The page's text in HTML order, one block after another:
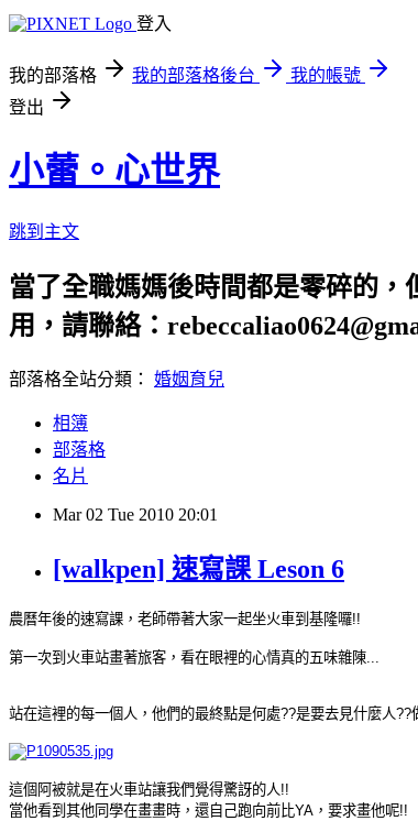
登入
我的部落格 我的部落格後台
我的帳號
登出
小蕾。心世界
跳到主文
當了全職媽媽後時間都是零碎的
用，請聯絡：
部落格全站分類： 婚姻育兒
相簿
部落格
名片
Mar 02 Tue 2010 20:01
[walkpen] 速寫課 Leson 6
農曆年後的速寫課，老師帶著大家一起坐火車到基隆囉!!
第一次到火車站畫著旅客，看在眼裡的心情真的五味雜陳...
站在這裡的每一個人，他們的最終點是何處??是要去見什麼人??
這個阿被就是在火車站讓我們覺得驚訝的人!!
當他看到其他同學在畫畫時，還自己跑向前比YA，要求畫他呢!!